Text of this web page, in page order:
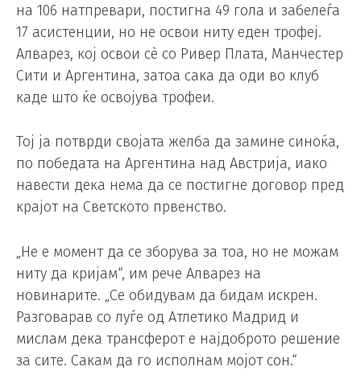
на 106 натпревари, постигна 49 гола и забелеѓа
17 асистенции, но не освои ниту еден трофеј.
Алварез, кој освои сè со Ривер Плата, Манчестер
Сити и Аргентина, затоа сака да оди во клуб
каде што ќе освојува трофеи.
Тој ја потврди својата желба да замине синоќа,
по победата на Аргентина над Австрија, иако
навести дека нема да се постигне договор пред
крајот на Светското првенство.
„Не е момент да се зборува за тоа, но не можам
ниту да кријам“, им рече Алварез на
новинарите. „Се обидувам да бидам искрен.
Разговарав со луѓе од Атлетико Мадрид и
мислам дека трансферот е најдоброто решение
за сите. Сакам да го исполнам мојот сон.“